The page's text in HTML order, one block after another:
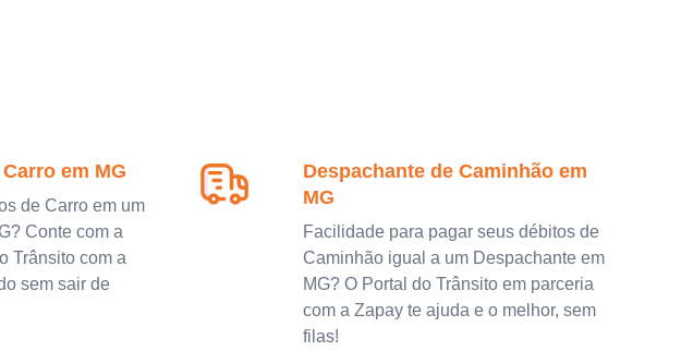
em MG
de Carro em um
Conte com a
Trânsito com a
sem sair de
Despachante de Caminhão em
MG
Facilidade para pagar seus débitos de
Caminhão igual a um Despachante em
MG? O Portal do Trânsito em parceria
com a Zapay te ajuda e o melhor, sem
filas!